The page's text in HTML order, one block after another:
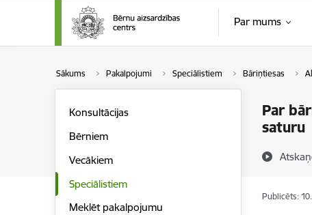
Par mums
Sākums Pakalpojumi Speciālistiem Bāriņtiesas
Par
saturu
Konsultācijas
Bērniem
Vecākiem
Speciālistiem
Meklēt pakalpojumu
Publicēts: